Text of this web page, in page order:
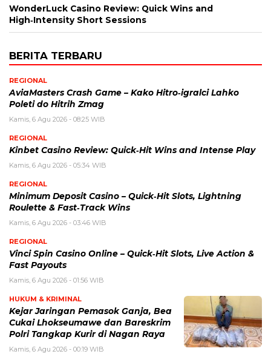
WonderLuck Casino Review: Quick Wins and
High‑Intensity Short Sessions
BERITA TERBARU
REGIONAL
AviaMasters Crash Game – Kako Hitro‑igralci Lahko
Poleti do Hitrih Zmag
Kamis, 6 Agu 2026 - 08:25 WIB
REGIONAL
Kinbet Casino Review: Quick‑Hit Wins and Intense Play
Kamis, 6 Agu 2026 - 05:34 WIB
REGIONAL
Minimum Deposit Casino – Quick‑Hit Slots, Lightning
Roulette & Fast‑Track Wins
Kamis, 6 Agu 2026 - 03:46 WIB
REGIONAL
Vinci Spin Casino Online – Quick‑Hit Slots, Live Action &
Fast Payouts
Kamis, 6 Agu 2026 - 01:56 WIB
HUKUM & KRIMINAL
Kejar Jaringan Pemasok Ganja, Bea
Cukai Lhokseumawe dan Bareskrim
Polri Tangkap Kurir di Nagan Raya
Kamis, 6 Agu 2026 - 00:19 WIB